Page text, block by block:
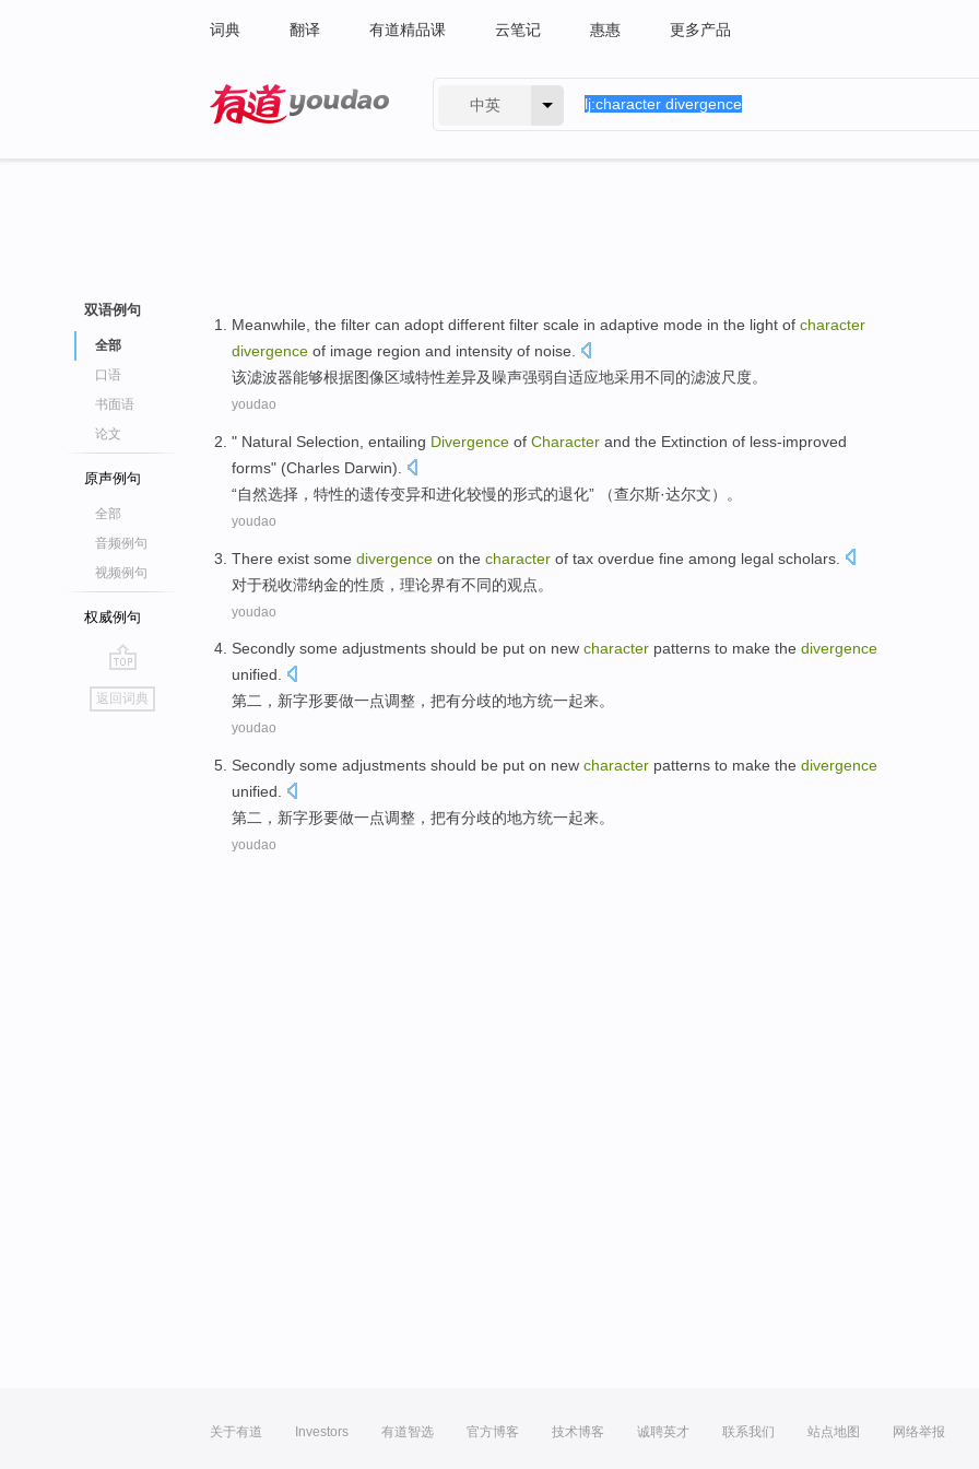
词典 翻译 有道精品课 云笔记 惠惠 更多产品
中英
双语例句
全部
口语
书面语
论文
原声例句
全部
音频例句
视频例句
权威例句
go
top
返回词典
Meanwhile, the filter can adopt different filter scale in adaptive mode in the light of character
divergence of image region and intensity of noise
该滤波器能够根据图像区域特性差异及噪声强弱自适应地采用不同的滤波尺度。
youdao
" Natural Selection , entailing Divergence of Character and the Extinction of less-improved
forms" (Charles Darwin).
“自然选择 ， 特性的遗传变异和进化较慢的形式的退化” （查尔斯·达尔文）。
youdao
There exist some divergence on the character of tax overdue fine among legal scholars
对于税收滞纳金的性质 ， 理论界有不同的观点。
youdao
Secondly some adjustments should be put on new character patterns to make the divergence
unified.
第二 ， 新字形要做一点调整 ， 把有分歧的地方统一起来。
youdao
Secondly some adjustments should be put on new character patterns to make the divergence
unified
第二 ， 新字形要做一点调整 ， 把有分歧的地方统一起来。
youdao
关于有道 Investors 有道智选 官方博客 技术博客 诚聘英才 联系我们 站点地图 网络举报